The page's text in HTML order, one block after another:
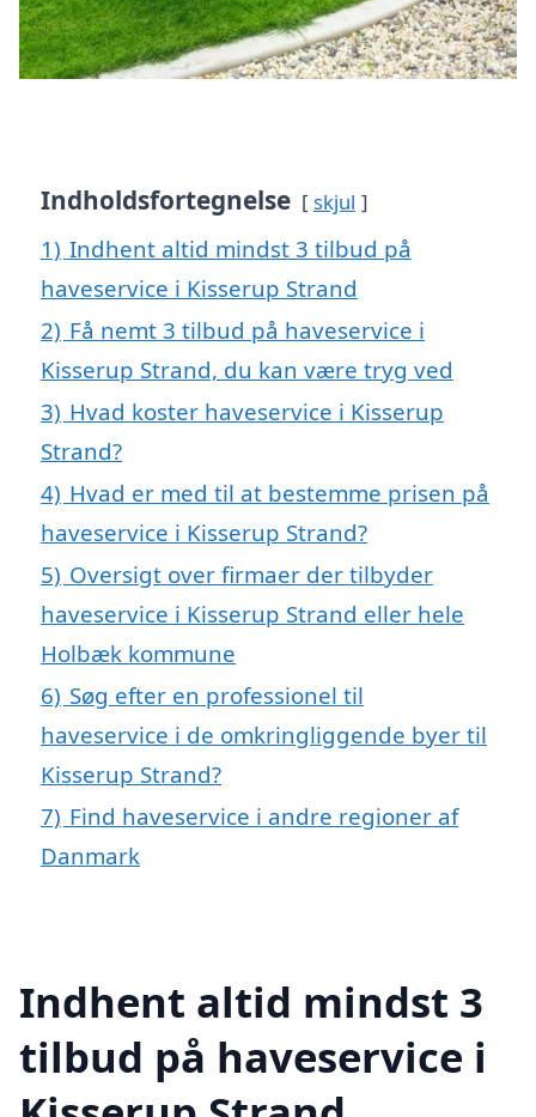
Indholdsfortegnelse skjul
1) Indhent altid mindst 3 tilbud på
haveservice i Kisserup Strand
2) Få nemt 3 tilbud på haveservice i
Kisserup Strand, du kan være tryg ved
3) Hvad koster haveservice i Kisserup
Strand?
4) Hvad er med til at bestemme prisen på
haveservice i Kisserup Strand?
5) Oversigt over firmaer der tilbyder
haveservice i Kisserup Strand eller hele
Holbæk kommune
6) Søg efter en professionel til
haveservice i de omkringliggende byer til
Kisserup Strand?
7) Find haveservice i andre regioner af
Danmark
Indhent altid mindst 3
tilbud på haveservice i